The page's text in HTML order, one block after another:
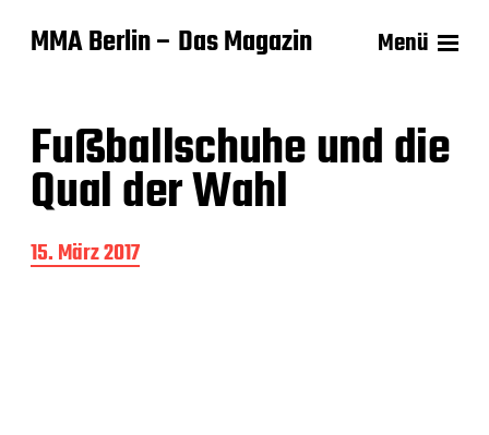
MMA Berlin – Das Magazin Menü
Fußballschuhe und die
Qual der Wahl
B
e
15. März 2017